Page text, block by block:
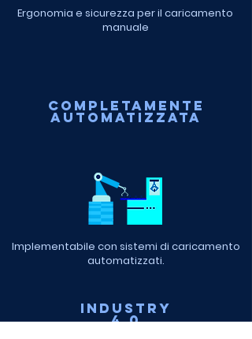
Ergonomia e sicurezza per il caricamento
manuale
COMPLETAMENTE
AUTOMATIZZATA
Implementabile con sistemi di caricamento
automatizzati.
INDUSTRY
4.0